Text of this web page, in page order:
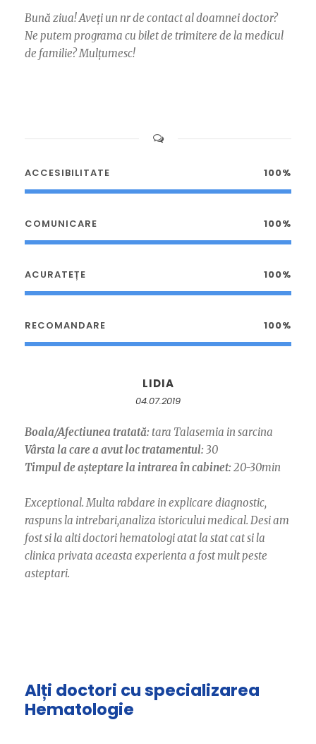
Bună ziua! Aveți un nr de contact al doamnei doctor?
Ne putem programa cu bilet de trimitere de la medicul
de familie? Mulțumesc!
ACCESIBILITATE 100%
COMUNICARE 100%
ACURATEȚE 100%
RECOMANDARE 100%
LIDIA
04.07.2019
Boala/Afectiunea tratată: tara Talasemia in sarcina
Vârsta la care a avut loc tratamentul: 30
Timpul de așteptare la intrarea în cabinet: 20-30min
Exceptional. Multa rabdare in explicare diagnostic,
raspuns la intrebari,analiza istoricului medical. Desi am
fost si la alti doctori hematologi atat la stat cat si la
clinica privata aceasta experienta a fost mult peste
asteptari.
Alți doctori cu specializarea
Hematologie